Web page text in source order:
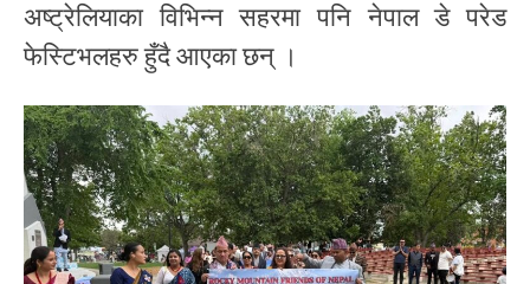
अष्ट्रेलियाका विभिन्न सहरमा पनि नेपाल डे परेड
फेस्टिभलहरु हुँदै आएका छन् ।